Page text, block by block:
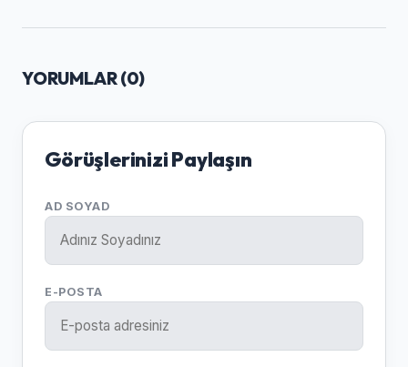
YORUMLAR (0)
Görüşlerinizi Paylaşın
AD SOYAD
E-POSTA